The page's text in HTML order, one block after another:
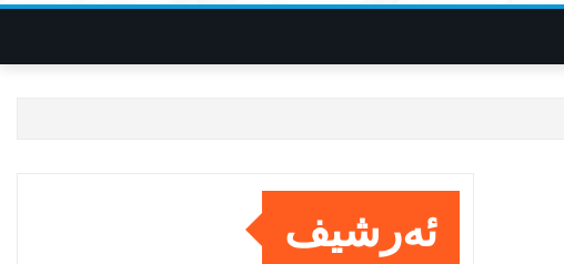
ئەرشیف